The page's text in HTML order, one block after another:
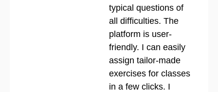
typical questions of
all difficulties. The
platform is user-
friendly. I can easily
assign tailor-made
exercises for classes
in a few clicks. I